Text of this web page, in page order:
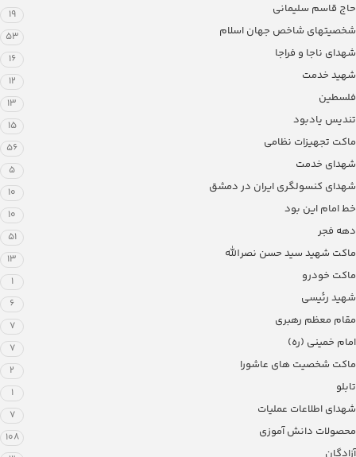
حاج قاسم سلیمانی 19
شخصیتهای شاخص جهان اسلام 53
شهدای ناجا و فراجا 16
شهید خدمت 12
فلسطین 13
تندیس یادبود 15
ماکت تجهیزات نظامی 56
شهدای خدمت 5
شهدای کنسولگری ایران در دمشق 10
خط امام این بود 10
دهه فجر 51
ماکت شهید سید حسن نصرالله 13
ماکت خودرو 1
شهید رئیسی 6
مقام معظم رهبری 7
امام خمینی (ره) 7
ماکت شخصیت های عاشورا 2
تابلو 1
شهدای اطلاعات عملیات 7
محصولات دانش آموزی 108